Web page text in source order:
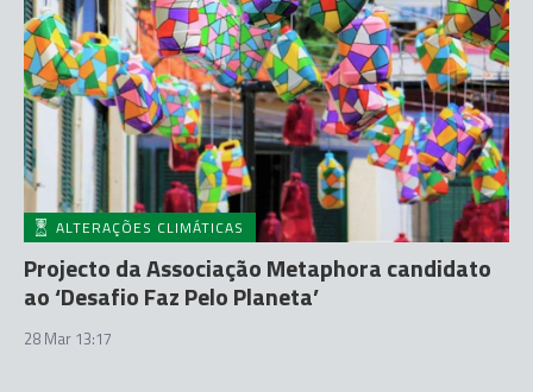
ALTERAÇÕES CLIMÁTICAS
Projecto da Associação Metaphora candidato
ao ‘Desafio Faz Pelo Planeta’
28 Mar 13:17